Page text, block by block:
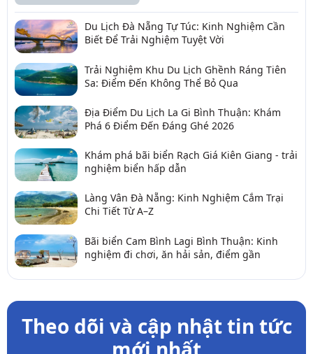
Du Lịch Đà Nẵng Tự Túc: Kinh Nghiệm Cần
Biết Để Trải Nghiệm Tuyệt Vời
Trải Nghiệm Khu Du Lịch Ghềnh Ráng Tiên
Sa: Điểm Đến Không Thể Bỏ Qua
Địa Điểm Du Lịch La Gi Bình Thuận: Khám
Phá 6 Điểm Đến Đáng Ghé 2026
Khám phá bãi biển Rạch Giá Kiên Giang - trải
nghiệm biển hấp dẫn
Làng Vân Đà Nẵng: Kinh Nghiệm Cắm Trại
Chi Tiết Từ A–Z
Bãi biển Cam Bình Lagi Bình Thuận: Kinh
nghiệm đi chơi, ăn hải sản, điểm gần
Theo dõi và cập nhật tin tức